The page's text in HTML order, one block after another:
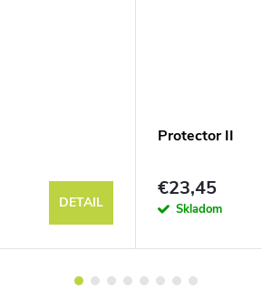
DETAIL
Protector II
€23,45
Skladom